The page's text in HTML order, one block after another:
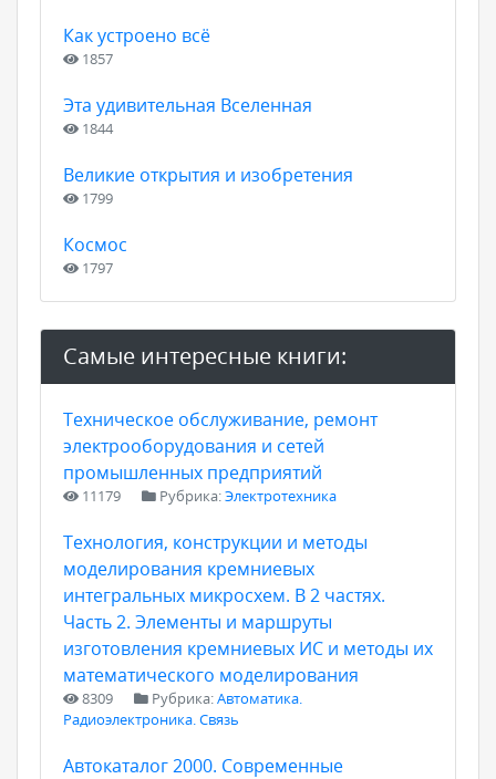
Как устроено всё
1857
Эта удивительная Вселенная
1844
Великие открытия и изобретения
1799
Космос
1797
Самые интересные книги:
Техническое обслуживание, ремонт
электрооборудования и сетей
промышленных предприятий
11179 Рубрика:Электротехника
Технология, конструкции и методы
моделирования кремниевых
интегральных микросхем. В 2 частях.
Часть 2. Элементы и маршруты
изготовления кремниевых ИС и методы их
математического моделирования
8309 Рубрика:Автоматика.
Радиоэлектроника. Связь
Автокаталог 2000. Современные